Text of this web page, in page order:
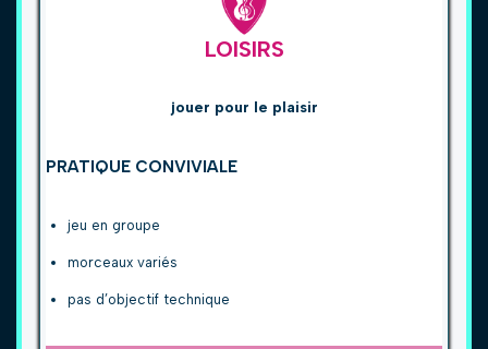
LOISIRS
jouer pour le plaisir
PRATIQUE CONVIVIALE
jeu en groupe
morceaux variés
pas d’objectif technique